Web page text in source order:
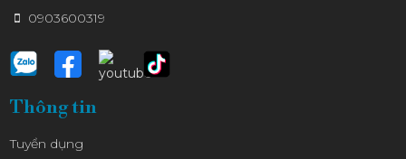
0903600319
Thông tin
Tuyển dụng